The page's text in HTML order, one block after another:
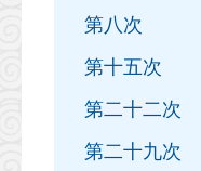
第八次
第十五次
第二十二次
第二十九次